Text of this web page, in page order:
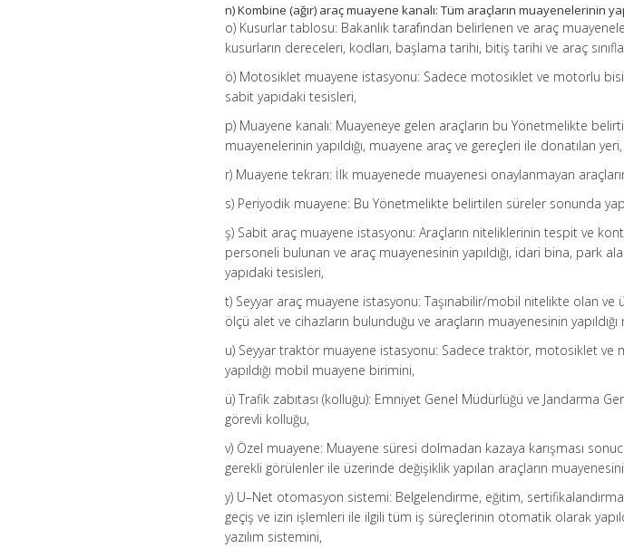
n) Kombine (ağır) araç muayene kanalı: Tüm araçların muayenelerinin
o) Kusurlar tablosu: Bakanlık tarafından belirlenen ve araç
kusurların dereceleri, kodları, başlama tarihi, bitiş tarihi ve araç
ö) Motosiklet muayene istasyonu: Sadece motosiklet ve motorlu
sabit yapıdaki tesisleri,
p) Muayene kanalı: Muayeneye gelen araçların bu Yönetmelikte
muayenelerinin yapıldığı, muayene araç ve gereçleri ile donatılan yeri,
r) Muayene tekrarı: İlk muayenede muayenesi onaylanmayan
s) Periyodik muayene: Bu Yönetmelikte belirtilen süreler sonunda
ş) Sabit araç muayene istasyonu: Araçların niteliklerinin tespit ve
personeli bulunan ve araç muayenesinin yapıldığı, idari bina, park
yapıdaki tesisleri,
t) Seyyar araç muayene istasyonu: Taşınabilir/mobil nitelikte olan ve
ölçü alet ve cihazların bulunduğu ve araçların muayenesinin
u) Seyyar traktör muayene istasyonu: Sadece traktör, motosiklet
yapıldığı mobil muayene birimini,
ü) Trafik zabıtası (kolluğu): Emniyet Genel Müdürlüğü ve Jandarma
görevli kolluğu,
v) Özel muayene: Muayene süresi dolmadan kazaya karışması
gerekli görülenler ile üzerinde değişiklik yapılan araçların
y) U–Net otomasyon sistemi: Belgelendirme, eğitim,
geçiş ve izin işlemleri ile ilgili tüm iş süreçlerinin otomatik olarak
yazılım sistemini,